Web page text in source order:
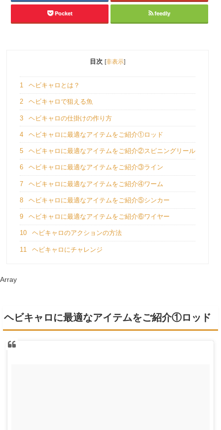
Pocket feedly
目次 [非表示]
1 ヘビキャロとは？
2 ヘビキャロで狙える魚
3 ヘビキャロの仕掛けの作り方
4 ヘビキャロに最適なアイテムをご紹介①ロッド
5 ヘビキャロに最適なアイテムをご紹介②スピニングリール
6 ヘビキャロに最適なアイテムをご紹介③ライン
7 ヘビキャロに最適なアイテムをご紹介④ワーム
8 ヘビキャロに最適なアイテムをご紹介⑤シンカー
9 ヘビキャロに最適なアイテムをご紹介⑥ワイヤー
10 ヘビキャロのアクションの方法
11 ヘビキャロにチャレンジ
Array
ヘビキャロに最適なアイテムをご紹介①ロッド